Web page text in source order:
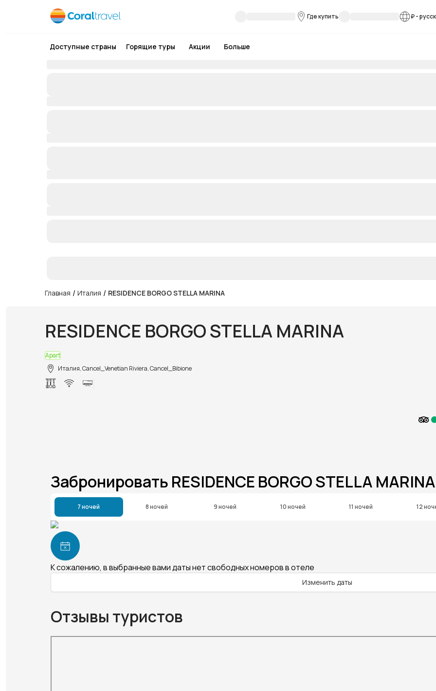
Где купить ₽-
Доступные страны Горящие туры Акции Больше
Главная / Италия / RESIDENCE BORGO STELLA MARINA
RESIDENCE BORGO STELLA MARINA
Apart
Италия, Cancel_Venetian Riviera, Cancel_Bibione
Забронировать RESIDENCE BORGO STELLA MARINA
7 ночей 8 ночей 9 ночей 10 ночей 11 ночей 12
К сожалению, в выбранные вами даты нет свободных номеров в отеле
Изменить даты
Отзывы туристов